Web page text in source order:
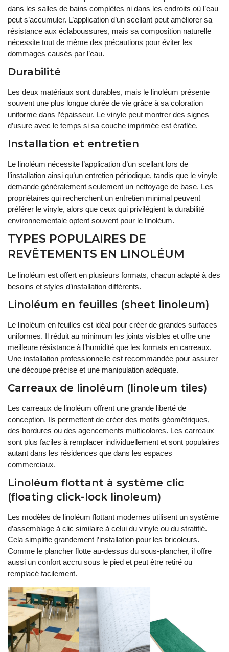
dans les salles de bains complètes ni dans les endroits où l’eau
peut s’accumuler. L’application d’un scellant peut améliorer sa
résistance aux éclaboussures, mais sa composition naturelle
nécessite tout de même des précautions pour éviter les
dommages causés par l’eau.
Durabilité
Les deux matériaux sont durables, mais le linoléum présente
souvent une plus longue durée de vie grâce à sa coloration
uniforme dans l’épaisseur. Le vinyle peut montrer des signes
d’usure avec le temps si sa couche imprimée est éraflée.
Installation et entretien
Le linoléum nécessite l’application d’un scellant lors de
l’installation ainsi qu’un entretien périodique, tandis que le vinyle
demande généralement seulement un nettoyage de base. Les
propriétaires qui recherchent un entretien minimal peuvent
préférer le vinyle, alors que ceux qui privilégient la durabilité
environnementale optent souvent pour le linoléum.
TYPES POPULAIRES DE
REVÊTEMENTS EN LINOLÉUM
Le linoléum est offert en plusieurs formats, chacun adapté à des
besoins et styles d’installation différents.
Linoléum en feuilles (sheet linoleum)
Le linoléum en feuilles est idéal pour créer de grandes surfaces
uniformes. Il réduit au minimum les joints visibles et offre une
meilleure résistance à l’humidité que les formats en carreaux.
Une installation professionnelle est recommandée pour assurer
une découpe précise et une manipulation adéquate.
Carreaux de linoléum (linoleum tiles)
Les carreaux de linoléum offrent une grande liberté de
conception. Ils permettent de créer des motifs géométriques,
des bordures ou des agencements multicolores. Les carreaux
sont plus faciles à remplacer individuellement et sont populaires
autant dans les résidences que dans les espaces
commerciaux.
Linoléum flottant à système clic
(floating click-lock linoleum)
Les modèles de linoléum flottant modernes utilisent un système
d’assemblage à clic similaire à celui du vinyle ou du stratifié.
Cela simplifie grandement l’installation pour les bricoleurs.
Comme le plancher flotte au-dessus du sous-plancher, il offre
aussi un confort accru sous le pied et peut être retiré ou
remplacé facilement.